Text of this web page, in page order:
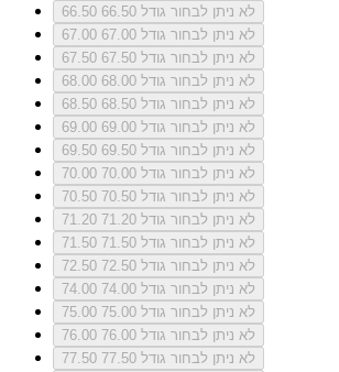
66.50
לא ניתן לבחור גודל 66.50
67.00
לא ניתן לבחור גודל 67.00
67.50
לא ניתן לבחור גודל 67.50
68.00
לא ניתן לבחור גודל 68.00
68.50
לא ניתן לבחור גודל 68.50
69.00
לא ניתן לבחור גודל 69.00
69.50
לא ניתן לבחור גודל 69.50
70.00
לא ניתן לבחור גודל 70.00
70.50
לא ניתן לבחור גודל 70.50
71.20
לא ניתן לבחור גודל 71.20
71.50
לא ניתן לבחור גודל 71.50
72.50
לא ניתן לבחור גודל 72.50
74.00
לא ניתן לבחור גודל 74.00
75.00
לא ניתן לבחור גודל 75.00
76.00
לא ניתן לבחור גודל 76.00
77.50
לא ניתן לבחור גודל 77.50